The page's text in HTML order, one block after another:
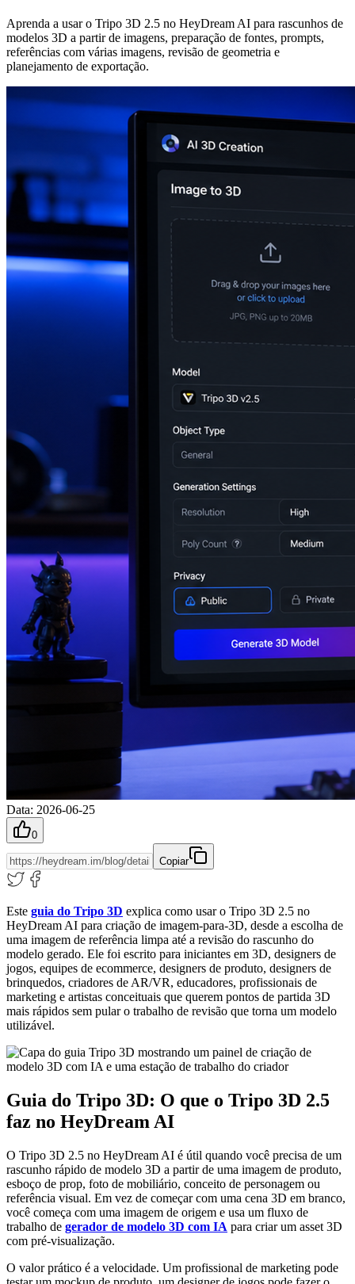
Aprenda a usar o Tripo 3D 2.5 no HeyDream AI para rascunhos de
modelos 3D a partir de imagens, preparação de fontes, prompts,
referências com várias imagens, revisão de geometria e
planejamento de exportação.
Data: 2026-06-25
0
Copiar
Este guia do Tripo 3D explica como usar o Tripo 3D 2.5 no
HeyDream AI para criação de imagem-para-3D, desde a escolha de
uma imagem de referência limpa até a revisão do rascunho do
modelo gerado. Ele foi escrito para iniciantes em 3D, designers de
jogos, equipes de ecommerce, designers de produto, designers de
brinquedos, criadores de AR/VR, educadores, profissionais de
marketing e artistas conceituais que querem pontos de partida 3D
mais rápidos sem pular o trabalho de revisão que torna um modelo
utilizável.
Guia do Tripo 3D: O que o Tripo 3D 2.5
faz no HeyDream AI
O Tripo 3D 2.5 no HeyDream AI é útil quando você precisa de um
rascunho rápido de modelo 3D a partir de uma imagem de produto,
esboço de prop, foto de mobiliário, conceito de personagem ou
referência visual. Em vez de começar com uma cena 3D em branco,
você começa com uma imagem de origem e usa um fluxo de
trabalho de gerador de modelo 3D com IA para criar um asset 3D
com pré-visualização.
O valor prático é a velocidade. Um profissional de marketing pode